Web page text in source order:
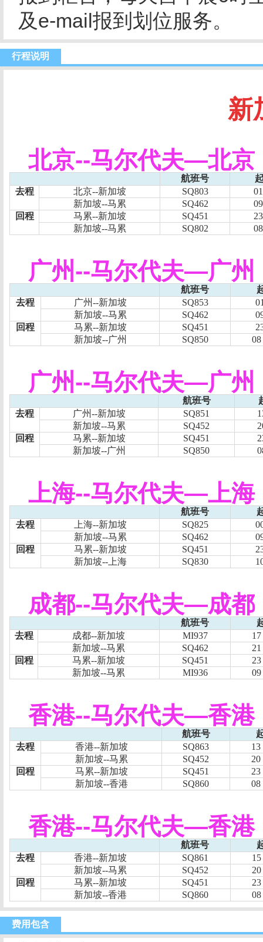
及e-mail报到划位服务。
行程说明
新
北京--马尔代夫—北京
航班号
去程
北京--新加坡 SQ803
新加坡--马累 SQ462
回程
马累--新加坡 SQ451
新加坡--马累 SQ802
广州--马尔代夫—广州
航班号
去程
广州--新加坡 SQ853
新加坡--马累 SQ462
回程
马累--新加坡 SQ451
新加坡--广州 SQ850 08
广州--马尔代夫—广州
航班号
去程
广州--新加坡 SQ851
新加坡--马累 SQ452
回程
马累--新加坡 SQ451
新加坡--广州 SQ850
上海--马尔代夫—上海
航班号
去程
上海--新加坡 SQ825
新加坡--马累 SQ462
回程
马累--新加坡 SQ451
新加坡--上海 SQ830
成都--马尔代夫—成都
航班号
去程
成都--新加坡 MI937 17
新加坡--马累 SQ462 21
回程
马累--新加坡 SQ451 23
新加坡--马累 MI936 09
香港--马尔代夫—香港
航班号
去程
香港--新加坡 SQ863 13
新加坡--马累 SQ452 20
回程
马累--新加坡 SQ451 23
新加坡--香港 SQ860 08
香港--马尔代夫—香港
航班号
去程
香港--新加坡 SQ861 15
新加坡--马累 SQ452 20
回程
马累--新加坡 SQ451 23
新加坡--香港 SQ860 08
费用包含